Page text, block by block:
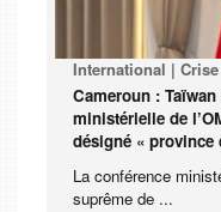
International |
Cameroun :
ministérielle de
désigné « province
La conférence
suprême de ...